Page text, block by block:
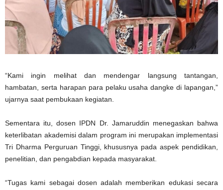
“Kami ingin melihat dan mendengar langsung tantangan,
hambatan, serta harapan para pelaku usaha dangke di lapangan,”
ujarnya saat pembukaan kegiatan.
Sementara itu, dosen IPDN Dr. Jamaruddin menegaskan bahwa
keterlibatan akademisi dalam program ini merupakan implementasi
Tri Dharma Perguruan Tinggi, khususnya pada aspek pendidikan,
penelitian, dan pengabdian kepada masyarakat.
“Tugas kami sebagai dosen adalah memberikan edukasi secara